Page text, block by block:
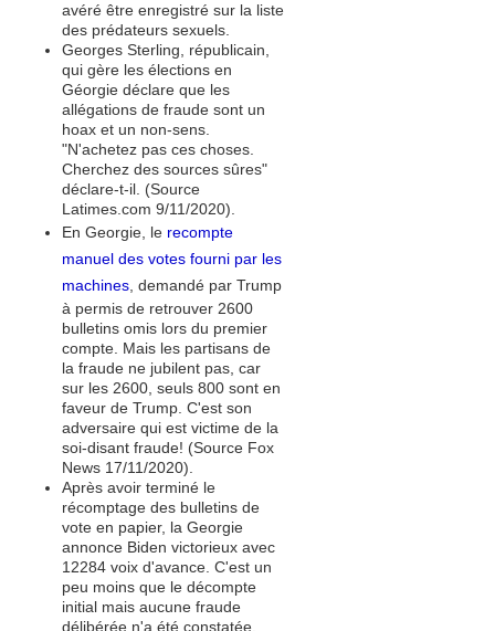
avéré être enregistré sur la liste
des prédateurs sexuels.
Georges Sterling, républicain,
qui gère les élections en
Géorgie déclare que les
allégations de fraude sont un
hoax et un non-sens.
"N'achetez pas ces choses.
Cherchez des sources sûres"
déclare-t-il. (Source
Latimes.com 9/11/2020).
En Georgie, le recompte
manuel des votes fourni par les
machines , demandé par Trump
à permis de retrouver 2600
bulletins omis lors du premier
compte. Mais les partisans de
la fraude ne jubilent pas, car
sur les 2600, seuls 800 sont en
faveur de Trump. C'est son
adversaire qui est victime de la
soi-disant fraude! (Source Fox
News 17/11/2020).
Après avoir terminé le
récomptage des bulletins de
vote en papier, la Georgie
annonce Biden victorieux avec
12284 voix d'avance. C'est un
peu moins que le décompte
initial mais aucune fraude
délibérée n'a été constatée,